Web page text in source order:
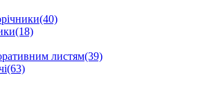
(40)
(18)
листям(39)
(63)